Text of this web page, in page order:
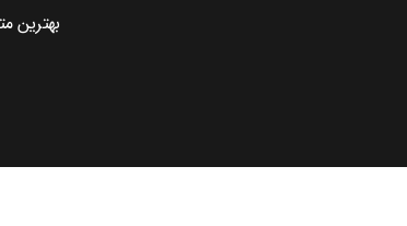
بهترین